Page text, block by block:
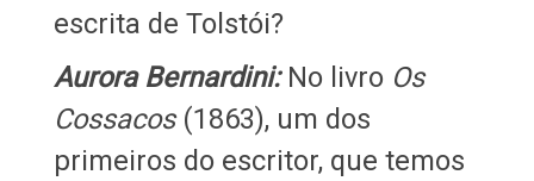
escrita de Tolstói?
Aurora Bernardini:No livro Os
Cossacos(1863), um dos
primeiros do escritor, que temos